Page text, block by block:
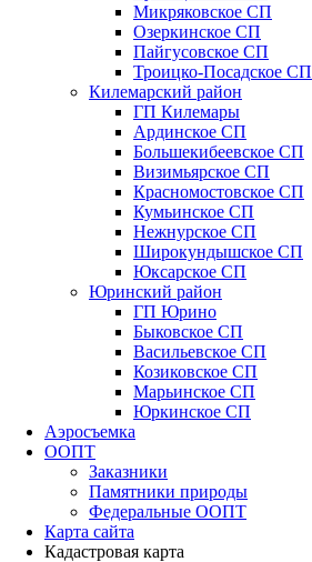
Микряковское СП
Озеркинское СП
Пайгусовское СП
Троицко-Посадское СП
Килемарский район
ГП Килемары
Ардинское СП
Большекибеевское СП
Визимьярское СП
Красномостовское СП
Кумьинское СП
Нежнурское СП
Широкундышское СП
Юксарское СП
Юринский район
ГП Юрино
Быковское СП
Васильевское СП
Козиковское СП
Марьинское СП
Юркинское СП
Аэросъемка
ООПТ
Заказники
Памятники природы
Федеральные ООПТ
Карта сайта
Кадастровая карта